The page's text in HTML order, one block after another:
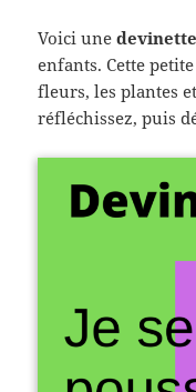
Voici une
enfants. Cette
fleurs, les plantes
réfléchissez, puis